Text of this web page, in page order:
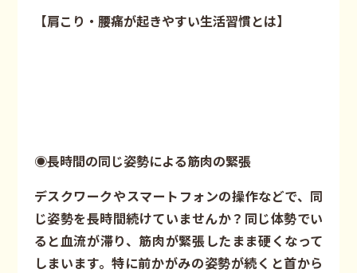
【肩こり・腰痛が起きやすい生活習慣とは】
◉長時間の同じ姿勢による筋肉の緊張
デスクワークやスマートフォンの操作などで、同
じ姿勢を長時間続けていませんか？同じ体勢でい
ると血流が滞り、筋肉が緊張したまま硬くなって
しまいます。特に前かがみの姿勢が続くと首から